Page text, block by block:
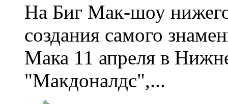
На Биг Мак-шоу
создания самого
Мака 11 апреля в
"Макдоналдс",...